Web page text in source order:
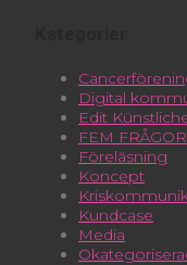
Digital
Edit
FEM
Föreläsning
Koncept
Kundcase
Media